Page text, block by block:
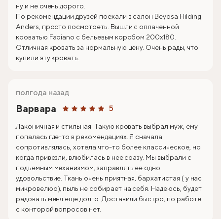
ну и не очень дорого.
По рекомендации друзей поехали в салон Beyosa Hilding
Anders, просто посмотреть. Вышли с оплаченной
кроватью Fabiano с бельевым коробом 200х180.
Отличная кровать за нормальную цену. Очень рады, что
купили эту кровать.
Варвара 5
полгода назад
Лаконичная и стильная. Такую кровать выбрал муж, ему
попалась где-то в рекомендациях. Я сначала
сопротивлялась, хотела что-то более классическое, но
когда привезли, влюбилась в нее сразу. Мы выбрали с
подъемным механизмом, заправлять ее одно
удовольствие. Ткань очень приятная, бархатистая ( у нас
микровелюр), пыль не собирает на себя. Надеюсь, будет
радовать меня еще долго. Доставили быстро, по работе
с конторой вопросов нет.